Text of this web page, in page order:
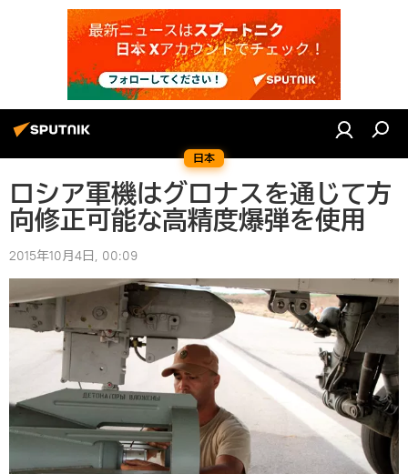
日本
ロシア軍機はグロナスを通じて方
向修正可能な高精度爆弾を使用
2015年10月4日, 00:09